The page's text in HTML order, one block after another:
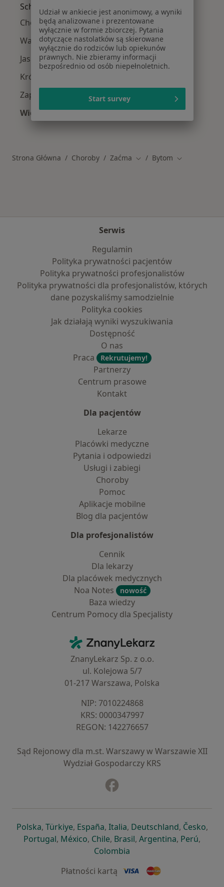
Schorzenia w Bytomiu
Choroby oczu w Bytomiu
Wady wzroku w Bytomiu
Jaskra w Bytomiu
Krótkowzroczność w Bytomiu
Zapalenie spojówek w Bytomiu
Więcej (15)
Więcej w kategorii: Schorzenia w Bytomiu
Strona Główna Choroby Zaćma Zmień miasto
Bytom Zmień miasto
Serwis
Regulamin
Polityka prywatności pacjentów
Polityka prywatności profesjonalistów
Polityka prywatności dla profesjonalistów, których
dane pozyskaliśmy samodzielnie
Polityka cookies
Jak działają wyniki wyszukiwania
Dostępność
O nas
Praca
Rekrutujemy!
Partnerzy
Centrum prasowe
Kontakt
Dla pacjentów
Lekarze
Placówki medyczne
Pytania i odpowiedzi
Usługi i zabiegi
Choroby
Pomoc
Aplikacje mobilne
Blog dla pacjentów
Dla profesjonalistów
Cennik
Dla lekarzy
Dla placówek medycznych
Noa Notes
nowość
Baza wiedzy
Centrum Pomocy dla Specjalisty
ZnanyLekarz - Strona główna
ZnanyLekarz Sp. z o.o.
ul. Kolejowa 5/7
01-217 Warszawa, Polska
NIP: ⁠7010224868
KRS: ⁠0000347997
REGON: ⁠142276657
Sąd Rejonowy dla m.st. Warszawy w Warszawie XII
Wydział Gospodarczy KRS
Polskaotwiera się w nowej karcie
, Türkiyeotwiera się w nowej karcie
, Españaotwiera się w nowej karcie
, Italiaotwiera się w nowej
, Deutschlandotwiera się
, Česko,
Portugalotwiera się w nowej karcie
, Méxicootwiera się w nowej karcie
, Chileotwiera się w nowej karcie
, Brasilotwiera się w nowej
, Argentinaotwiera się
, Perú,
Colombia
Płatności kartą
Udział w ankiecie jest anonimowy, a wyniki
będą analizowane i prezentowane
wyłącznie w formie zbiorczej. Pytania
dotyczące nastolatków są skierowane
wyłącznie do rodziców lub opiekunów
prawnych. Nie zbieramy informacji
bezpośrednio od osób niepełnoletnich.
Start survey